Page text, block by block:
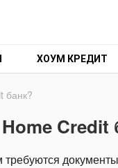
ХОУМ КРЕДИТ
банк?
Credit